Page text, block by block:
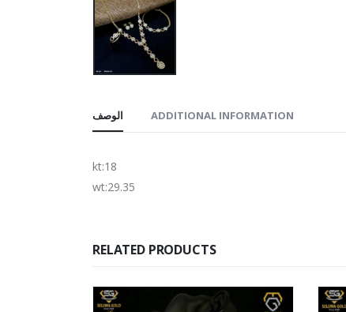
الوصف ADDITIONAL INFORMATION
kt:18
wt:29.35
RELATED PRODUCTS